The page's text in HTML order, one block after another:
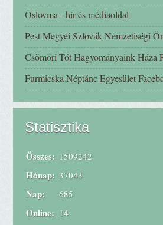
Oslovma - hír és médiaoldal
Pest Megyei Szlovák Nemzetiségi
Csömöri Tót Hagyományaink Háza
Furmicska Néptánc Egyesület
Statisztika
Online: 14
Összes: 1509242
Hónap: 37043
Nap: 685